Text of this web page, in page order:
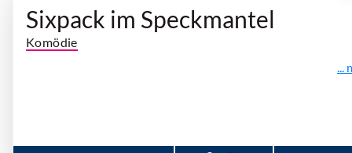
Sixpack im Speckmantel
Komödie
...